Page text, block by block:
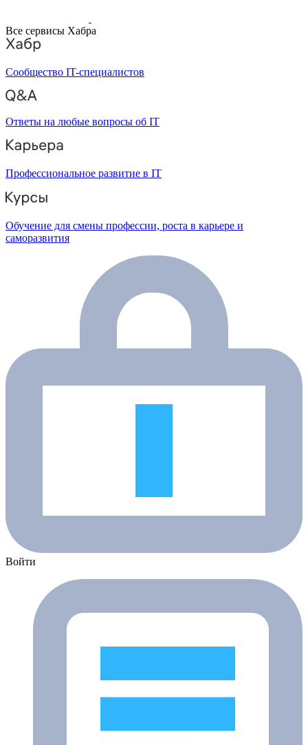
Все сервисы Хабра
Сообщество IT-специалистов
Ответы на любые вопросы об IT
Профессиональное развитие в IT
Обучение для смены профессии, роста в карьере и
саморазвития
Войти